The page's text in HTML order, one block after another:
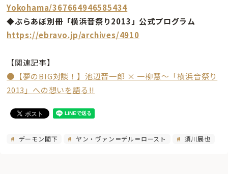
Yokohama/367664946585434
◆ぶらあぼ別冊「横浜音祭り2013」公式プログラム
https://ebravo.jp/archives/4910
【関連記事】
●【夢のBIG対談！】池辺晋一郎 × 一柳慧〜「横浜音祭り
2013」への想いを語る!!
デーモン閣下 ヤン・ヴァン＝デル＝ロースト 須川展也